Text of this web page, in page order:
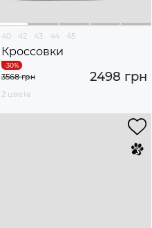
40 42 43 44 45
Кроссовки
2498 грн
3568 грн
2 цвета